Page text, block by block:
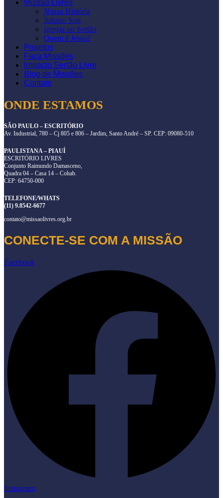
Missão Livres
Nossa História
Juliano Son
Igrejas no Sertão
Quem é Jesus?
Projetos
Faça Missões
Impacto Sertão Livre
Blog de Missões
Contato
ONDE ESTAMOS
SÃO PAULO – ESCRITÓRIO
Av. Industrial, 780 – Cj 805 e 806 – Jardim, Santo André – SP. CEP: 09080-510
PAULISTANA – PIAUÍ
ESCRITÓRIO LIVRES
Conjunto Raimundo Damasceno,
Quadra 04 – Casa 14 – Cohab.
CEP: 64750-000
TELEFONE/WHATS
(11) 9.8542-6677
contato@missaolivres.org.br
CONECTE-SE COM A MISSÃO
Facebook
Instagram